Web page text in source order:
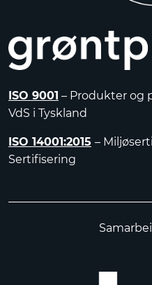
ISO 9001 – Produkter og
VdS i Tyskland
ISO 14001:2015 –
Sertifisering